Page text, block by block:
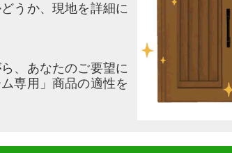
うか、現地を詳細に
、あなたのご要望に
専用」商品の適性を